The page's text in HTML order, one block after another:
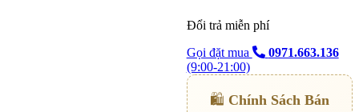
Đổi trả miễn phí
Gọi đặt mua
0971.663.136
(9:00-21:00)
🛍️ Chính Sách Bán